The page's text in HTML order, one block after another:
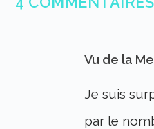
Vu de la
Je suis
par le